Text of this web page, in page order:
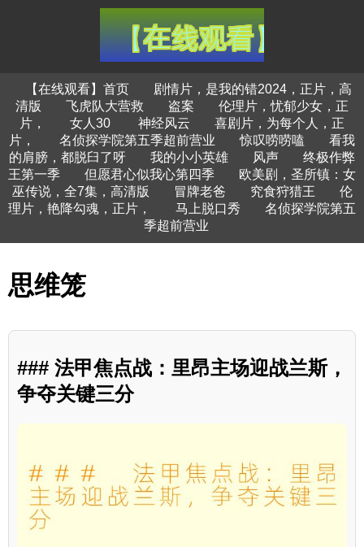
【在线观看】首页
剧情片，是我的错2024，正片，高
清版
飞虎队大营救 盗案
伦理片，忧郁少女，正
片，
女人30 神经风云
喜剧片，为每个人，正
片，
名侦探学院第五季超前营业 惊叹唠唠嗑
看我
的肩膀，都脱臼了呀
我的小小英雄 风声
终极作弊
王第一季
但愿君心似我心第四季
欧美剧，圣所镇：女
巫传说，全7集，高清版
冒牌老爸 究食狩猎王
伦
理片，艳降勾魂，正片，
马上脱口秀
名侦探学院第五
季超前营业
思维笼
### 法甲焦点战：里昂主场迎战兰斯，
争夺关键三分